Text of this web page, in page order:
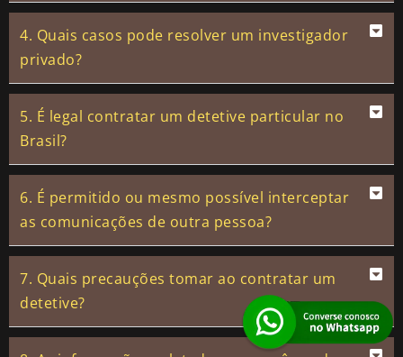
4. Quais casos pode resolver um investigador
privado?
5. É legal contratar um detetive particular no
Brasil?
6. É permitido ou mesmo possível interceptar
as comunicações de outra pessoa?
7. Quais precauções tomar ao contratar um
detetive?